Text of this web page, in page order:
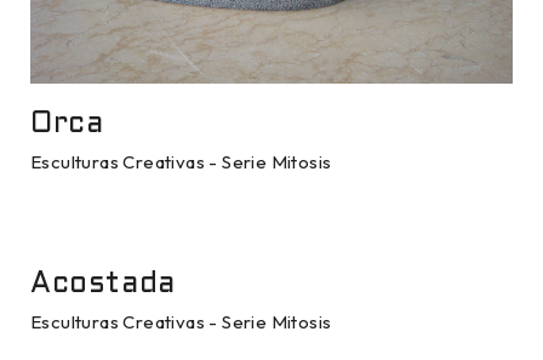
Orca
Esculturas Creativas - Serie Mitosis
Acostada
Esculturas Creativas - Serie Mitosis